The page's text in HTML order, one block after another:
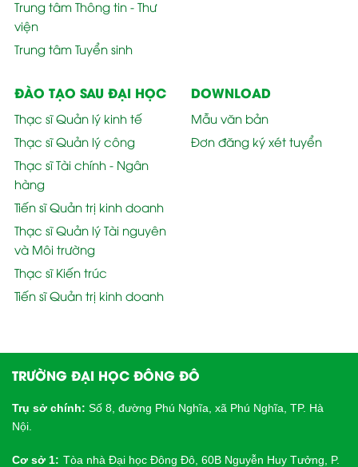
Trung tâm Thông tin - Thư
viện
Trung tâm Tuyển sinh
ĐÀO TẠO SAU ĐẠI HỌC
Thạc sĩ Quản lý kinh tế
Thạc sĩ Quản lý công
Thạc sĩ Tài chính - Ngân
hàng
Tiến sĩ Quản trị kinh doanh
Thạc sĩ Quản lý Tài nguyên
và Môi trường
Thạc sĩ Kiến trúc
Tiến sĩ Quản trị kinh doanh
DOWNLOAD
Mẫu văn bản
Đơn đăng ký xét tuyển
TRƯỜNG ĐẠI HỌC ĐÔNG ĐÔ
Trụ sở chính: Số 8, đường Phú Nghĩa, xã Phú Nghĩa, TP. Hà
Nội.
Cơ sở 1: Tòa nhà Đại học Đông Đô, 60B Nguyễn Huy Tưởng, P.